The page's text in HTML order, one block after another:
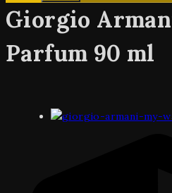
Giorgio
Parfum 90 ml